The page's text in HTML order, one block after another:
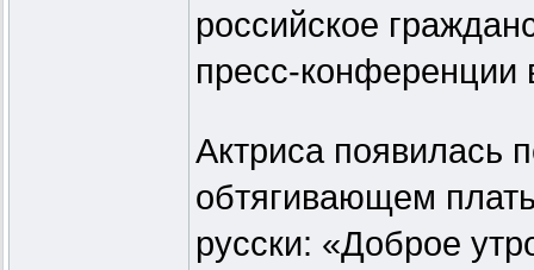
российское
пресс-конференции
Актриса появилась
обтягивающем
русски: «Доброе